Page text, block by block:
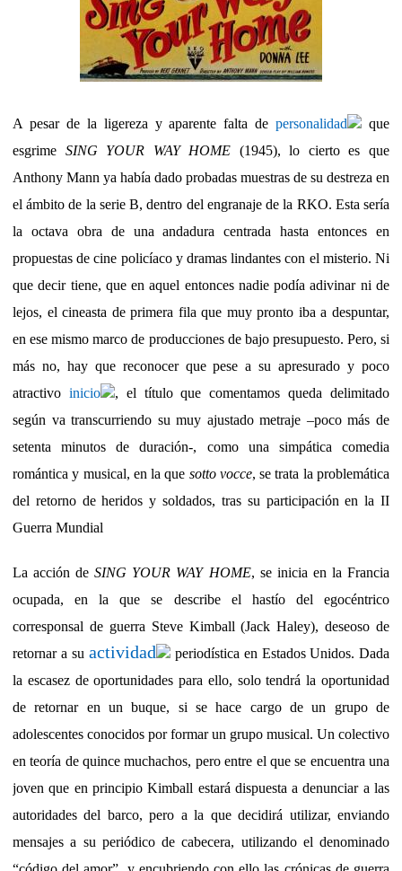
A pesar de la ligereza y aparente falta de personalidad
que
esgrime SING YOUR WAY HOME (1945), lo cierto es que
Anthony Mann ya había dado probadas muestras de su destreza en
el ámbito de la serie B, dentro del engranaje de la RKO. Esta sería
la octava obra de una andadura centrada hasta entonces en
propuestas de cine policíaco y dramas lindantes con el misterio. Ni
que decir tiene, que en aquel entonces nadie podía adivinar ni de
lejos, el cineasta de primera fila que muy pronto iba a despuntar,
en ese mismo marco de producciones de bajo presupuesto. Pero, si
más no, hay que reconocer que pese a su apresurado y poco
atractivo inicio
, el título que comentamos queda delimitado
según va transcurriendo su muy ajustado metraje –poco más de
setenta minutos de duración-, como una simpática comedia
romántica y musical, en la que sotto vocce, se trata la problemática
del retorno de heridos y soldados, tras su participación en la II
Guerra Mundial
La acción deSING YOUR WAY HOME, se inicia en la Francia
ocupada, en la que se describe el hastío del egocéntrico
corresponsal de guerra Steve Kimball (Jack Haley), deseoso de
retornar a su actividad
periodística en Estados Unidos. Dada
la escasez de oportunidades para ello, solo tendrá la oportunidad
de retornar en un buque, si se hace cargo de un grupo de
adolescentes conocidos por formar un grupo musical. Un colectivo
en teoría de quince muchachos, pero entre el que se encuentra una
joven que en principio Kimball estará dispuesta a denunciar a las
autoridades del barco, pero a la que decidirá utilizar, enviando
mensajes a su periódico de cabecera, utilizando el denominado